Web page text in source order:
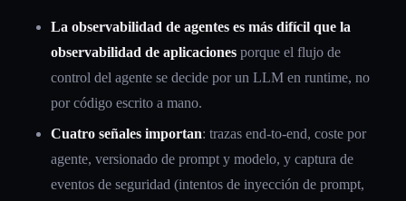
La observabilidad de agentes es más difícil que la
observabilidad de aplicaciones porque el flujo de
control del agente se decide por un LLM en runtime, no
por código escrito a mano.
Cuatro señales importan: trazas end-to-end, coste por
agente, versionado de prompt y modelo, y captura de
eventos de seguridad (intentos de inyección de prompt,